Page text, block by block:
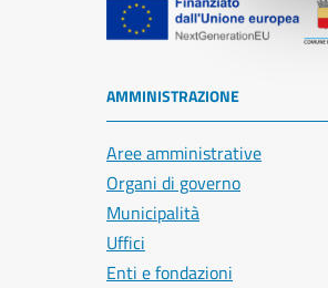
AMMINISTRAZIONE
Aree amministrative
Organi di governo
Municipalità
Uffici
Enti e fondazioni